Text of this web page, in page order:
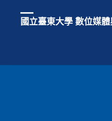
國立臺東大學 數位媒